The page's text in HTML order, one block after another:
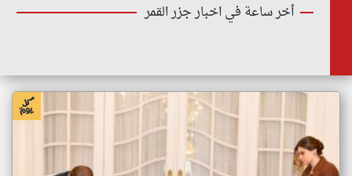
أخر ساعة في اخبار جزر القمر